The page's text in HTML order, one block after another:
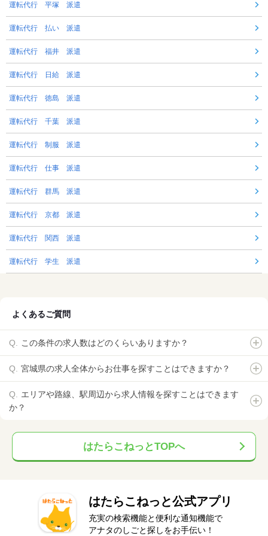
運転代行 平塚 派遣
運転代行 払い 派遣
運転代行 福井 派遣
運転代行 日給 派遣
運転代行 徳島 派遣
運転代行 千葉 派遣
運転代行 制服 派遣
運転代行 仕事 派遣
運転代行 群馬 派遣
運転代行 京都 派遣
運転代行 関西 派遣
運転代行 学生 派遣
よくあるご質問
この条件の求人数はどのくらいありますか？
宮城県の求人全体からお仕事を探すことはできますか？
エリアや路線、駅周辺から求人情報を探すことはできます
か？
はたらこねっとTOPへ
はたらこねっと公式アプリ
充実の検索機能と便利な通知機能で
アナタのしごと探しをお手伝い！